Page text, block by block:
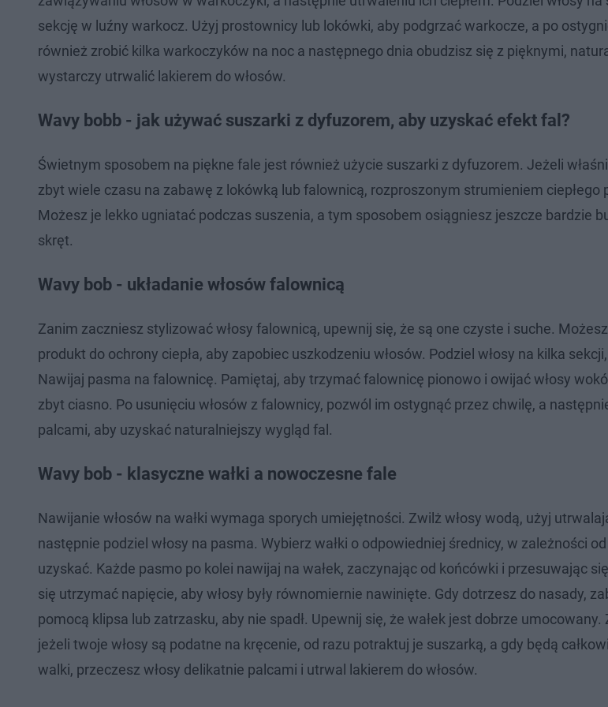
sekcję w luźny warkocz. Użyj prostownicy lub lokówki, aby podgrzać warkocze, a po
również zrobić kilka warkoczyków na noc a następnego dnia obudzisz się z pięknymi,
wystarczy utrwalić lakierem do włosów.
Wavy bobb - jak używać suszarki z dyfuzorem, aby uzyskać efekt fal?
Świetnym sposobem na piękne fale jest również użycie suszarki z dyfuzorem. Jeżeli
zbyt wiele czasu na zabawę z lokówką lub falownicą, rozproszonym strumieniem ciepłego
Możesz je lekko ugniatać podczas suszenia, a tym sposobem osiągniesz jeszcze bardzie
skręt.
Wavy bob - układanie włosów falownicą
Zanim zaczniesz stylizować włosy falownicą, upewnij się, że są one czyste i suche.
produkt do ochrony ciepła, aby zapobiec uszkodzeniu włosów. Podziel włosy na kilka
Nawijaj pasma na falownicę. Pamiętaj, aby trzymać falownicę pionowo i owijać włosy
zbyt ciasno. Po usunięciu włosów z falownicy, pozwól im ostygnąć przez chwilę, a
palcami, aby uzyskać naturalniejszy wygląd fal.
Wavy bob - klasyczne wałki a nowoczesne fale
Nawijanie włosów na wałki wymaga sporych umiejętności. Zwilż włosy wodą, użyj
następnie podziel włosy na pasma. Wybierz wałki o odpowiedniej średnicy, w zależności
uzyskać. Każde pasmo po kolei nawijaj na wałek, zaczynając od końcówki i przesuwając
się utrzymać napięcie, aby włosy były równomiernie nawinięte. Gdy dotrzesz do nasady,
pomocą klipsa lub zatrzasku, aby nie spadł. Upewnij się, że wałek jest dobrze umocowany.
jeżeli twoje włosy są podatne na kręcenie, od razu potraktuj je suszarką, a gdy będą
walki, przeczesz włosy delikatnie palcami i utrwal lakierem do włosów.